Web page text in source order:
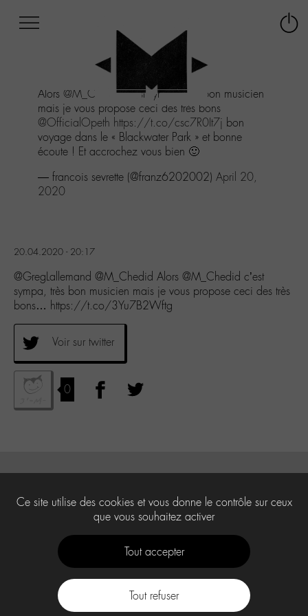
au
menu
Aller
au
contenu
Alors @M_Chedidc’est sympa, très bon musicien
mais je vous propose ceci des très bons
@OfficialOpeth https://t.co/csc7R0It7j bon
voyage dans le « Blackwater Park » et bonne
écoute ! Et accrochez vous bien 🙂
— francois sevrette (@franz6202002) April 20,
2020
20.04.2020 - 20:17
@GregLallemand @M_Chedid Alors @M_Chedid c’est
sympa, très bon musicien mais je vous propose ceci des très
bons… https://t.co/3Yu7B2Wftg
Voir sur twitter
0
Ce site utilise des cookies et vous donne le contrôle sur ceux
que vous souhaitez activer
Tout accepter
Tout refuser